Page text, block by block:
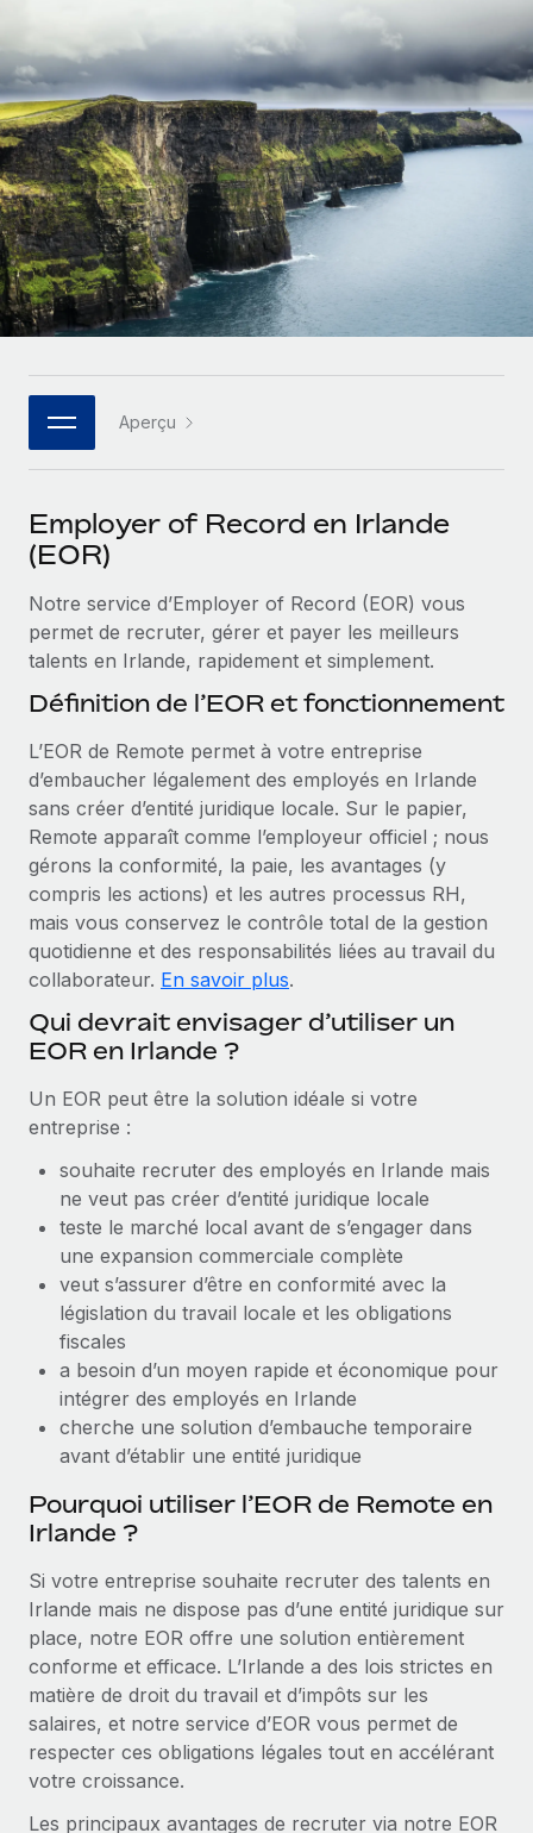
Intégrez et gérez vos freelances partout dans le monde
PEO
Sous-traitez les opérations complexes liées à l’emploi
INFRASTRUCTURE
Intégration Remote
Intégrez vos RH aux flux de travail en toute simplicité
Plateforme
Des fonctions RH clés intégrées pour votre équipe
Connectez n'importe quel outil d’IA à Remote grâce à
notre MCP
Rationalisez vos processus avec des outils essentiels
SERVICES
Demandez aux experts
Recevez des conseils d’experts sur les RH à
l’international et la conformité
Contrôles d’antécédents
Simplifiez vos processus de présélection des
candidats
Remote Watchtower
Gardez un temps d’avance sur les risques en
matière de conformité
Gestion des appareils
dans le monde entier
Établissez des entités rapidement et en toute
conformité
Mobilité et déménagement international
Organisez facilement le déménagement de vos
employés
Avantages sociaux
Gérez facilement les avantages sociaux
Examinez notre service par rapport aux autres
CROISSANCE
Start-ups
Des solutions agiles et internationales pour les RH et la
paie des entreprises en pleine croissance
Entreprises intermédiaires
Développez vos équipes avec des solutions RH sur
mesure
Entreprise
Les RH à l’international pour les grandes entreprises
Partenaires stratégiques de la tech
Intégrez les RH à l’international de manière flexible
Devenir partenaire
Explorez avec nous vos opportunités de partenariat
Remote Build
Bientôt disponible
Conseil en intégrations et automatisations assistées par
ÉTUDES DE CAS
Calculateur de paiement des freelances
Découvrez les devises disponibles et les vitesses de
paiement pour vos freelances internationaux
APPRENDRE AVEC REMOTE
Recherche et guides
Études de cas
Checklists et modèles
Descriptions de postes
Événements
Données sur les salaires et les talents
Voir toutes les ressources
BLOG
Paie multipays
EOR et PEO
Taxes
Explorer le blog
BLOG
Mises à jour des produits de Remote :
Intégrations Gusto et Xero et Gestion des
freelances Plus
Remote a toujours pour mission d'aider les entreprises de
toute taille à embaucher, gérer et payer...
En savoir plus
répartis dans 19 pays grâce à Remote
Phiture, un leader notable du conseil en matière de
En savoir plus
Nederlands
Français
Deutsch
Español
Italiano
Português (Portugal)
日本語
한국어
Connexion
Aperçu
Employer of Record en Irlande
(EOR)
Notre service d’Employer of Record (EOR) vous
permet de recruter, gérer et payer les meilleurs
talents en Irlande, rapidement et simplement.
Définition de l’EOR et fonctionnement
L’EOR de Remote permet à votre entreprise
d’embaucher légalement des employés en Irlande
sans créer d’entité juridique locale. Sur le papier,
Remote apparaît comme l’employeur officiel ; nous
gérons la conformité, la paie, les avantages (y
compris les actions) et les autres processus RH,
mais vous conservez le contrôle total de la gestion
quotidienne et des responsabilités liées au travail du
collaborateur. En savoir plus.
Qui devrait envisager d’utiliser un
EOR en Irlande ?
Un EOR peut être la solution idéale si votre
entreprise :
souhaite recruter des employés en Irlande mais
ne veut pas créer d’entité juridique locale
teste le marché local avant de s’engager dans
une expansion commerciale complète
veut s’assurer d’être en conformité avec la
législation du travail locale et les obligations
fiscales
a besoin d’un moyen rapide et économique pour
intégrer des employés en Irlande
cherche une solution d’embauche temporaire
avant d’établir une entité juridique
Pourquoi utiliser l’EOR de Remote en
Irlande ?
Si votre entreprise souhaite recruter des talents en
Irlande mais ne dispose pas d’une entité juridique sur
place, notre EOR offre une solution entièrement
conforme et efficace. L’Irlande a des lois strictes en
matière de droit du travail et d’impôts sur les
salaires, et notre service d’EOR vous permet de
respecter ces obligations légales tout en accélérant
votre croissance.
Les principaux avantages de recruter via notre EOR